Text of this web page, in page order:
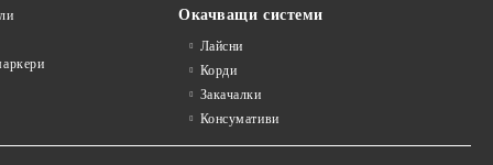
Окачващи системи
Лайсни
Корди
Закачалки
Консумативи